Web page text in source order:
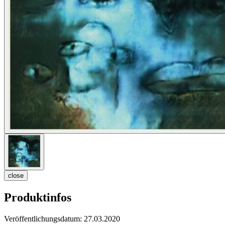
close
Produktinfos
Veröffentlichungsdatum: 27.03.2020